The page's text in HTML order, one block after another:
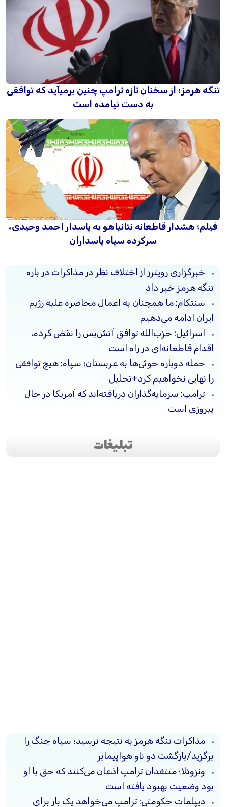
تنگه هرمز؛ از سخنان تازه ترامپ چنین برمیآید که توافقی
به دست نیامده است
فیلم؛ هشدار قاطعانه نتانیاهو به پاسدار احمد وحیدی،
سرکرده سپاه پاسداران
خبرگزاری رویترز از اختلاف نظر در مذاکرات در باره
تنگه هرمز خبر داد
سنتکام: ما همچنان به اعمال محاصره علیه رژیم
ایران ادامه می‌دهیم
اسرائیل: حزب‌الله توافق آتش‌بس را نقض کرده،
اقدام قاطعانه‌ای در راه است
حمله دوباره حوثی‌ها به عربستان؛ سپاه: هیچ توافقی
را نهایی نخواهیم کرد+تحلیل
ترامپ: سرمایه‌گذاران دریافته‌اند که آمریکا در حال
پیروزی است
تبلیغات
مذاکرات تنگه هرمز به نتیجه نرسید؛ سپاه جنگ را
برگزید/بازگشت دو ناو هواپیمابر
ونزوئلا؛ منتقدان ترامپ اذعان می‌کنند که حق با او
بود وضعیت بهبود یافته است
دیپلمات حکومتی: ترامپ می‌خواهد یک بار برای